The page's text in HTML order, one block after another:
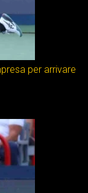
per arrivare